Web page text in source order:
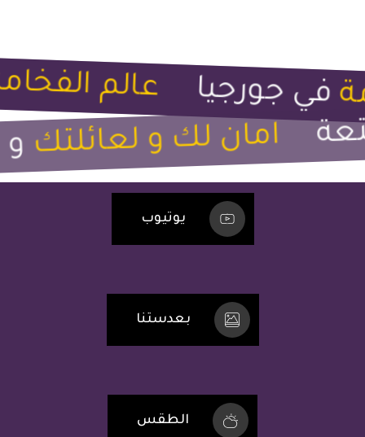
عالم في جورجيا
امان لك و لعائلتك
يوتيوب
بعدستنا
الطقس